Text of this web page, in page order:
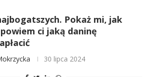
Pokaż mi, jak
ci jaką daninę
30 lipca 2024